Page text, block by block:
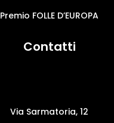
Premio FOLLE D’EUROPA
Contatti
Via Sarmatoria, 12